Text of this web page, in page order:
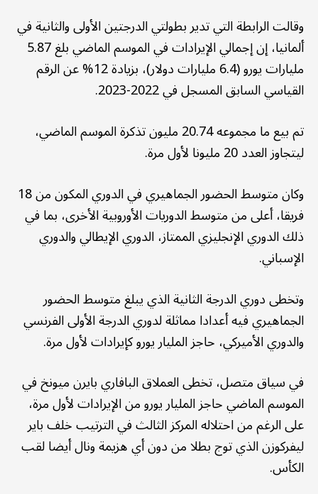
وقالت الرابطة التي تدير بطولتي الدرجتين الأولى والثانية في
ألمانيا، إن إجمالي الإيرادات في الموسم الماضي بلغ 5.87
مليارات يورو (6.4 مليارات دولار)، بزيادة 12% عن الرقم
القياسي السابق المسجل في 2022-2023.
تم بيع ما مجموعه 20.74 مليون تذكرة الموسم الماضي،
ليتجاوز العدد 20 مليونا لأول مرة.
وكان متوسط الحضور الجماهيري في الدوري المكون من 18
فريقا، أعلى من متوسط الدوريات الأوروبية الأخرى، بما في
ذلك الدوري الإنجليزي الممتاز، الدوري الإيطالي والدوري
الإسباني.
وتخطى دوري الدرجة الثانية الذي يبلغ متوسط الحضور
الجماهيري فيه أعدادا مماثلة لدوري الدرجة الأولى الفرنسي
والدوري الأميركي، حاجز المليار يورو كإيرادات لأول مرة.
في سياق متصل، تخطى العملاق البافاري بايرن ميونخ في
الموسم الماضي حاجز المليار يورو من الإيرادات لأول مرة،
على الرغم من احتلاله المركز الثالث في الترتيب خلف باير
ليفركوزن الذي توج بطلا من دون أي هزيمة ونال أيضا لقب
الكأس.